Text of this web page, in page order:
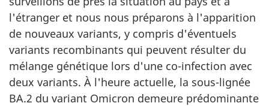
l'étranger et nous nous préparons à l'apparition
de nouveaux variants, y compris d'éventuels
variants recombinants qui peuvent résulter du
mélange génétique lors d'une co-infection avec
deux variants. À l'heure actuelle, la sous-lignée
BA.2 du variant Omicron demeure prédominante